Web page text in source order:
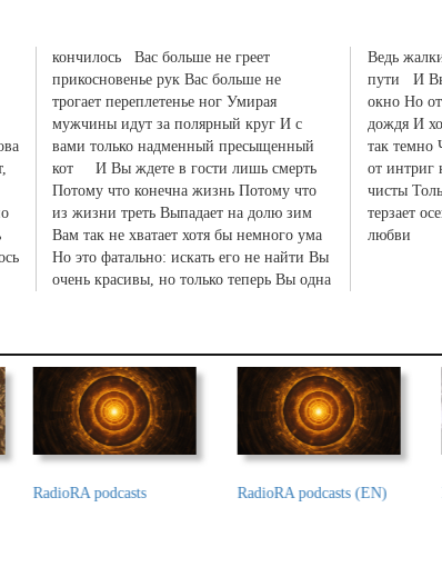
кончилось Вас больше не греет
Ведь жалкий мальчишка упал на Вашем
любви
Голос Ноомахии
Евгений Головин. Беседы о